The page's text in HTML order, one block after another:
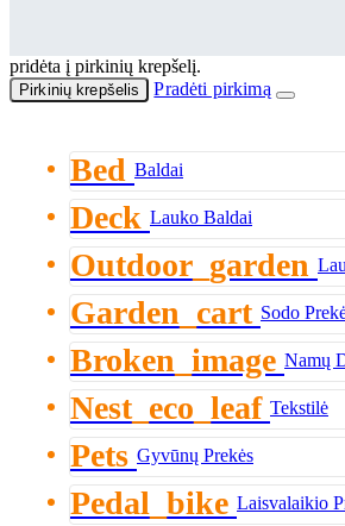
pridėta į pirkinių krepšelį.
Pirkinių krepšelis Pradėti pirkimą
Bed Baldai
Deck Lauko Baldai
Outdoor_garden
Garden_cart Sodo
Broken_image Namų
Nest_eco_leaf Tekstilė
Pets Gyvūnų Prekės
Pedal_bike Laisvalaikio